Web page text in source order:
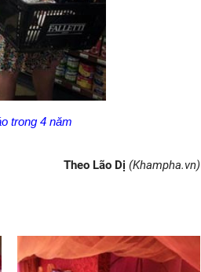
trong 4 năm
Theo Lão Dị (Khampha.vn)